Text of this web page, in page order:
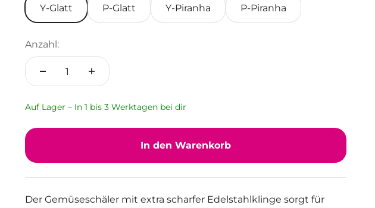
Y-Glatt P-Glatt Y-Piranha P-Piranha
Anzahl:
Auf Lager – In 1 bis 3 Werktagen bei dir
In den Warenkorb
Der Gemüseschäler mit extra scharfer Edelstahlklinge sorgt für